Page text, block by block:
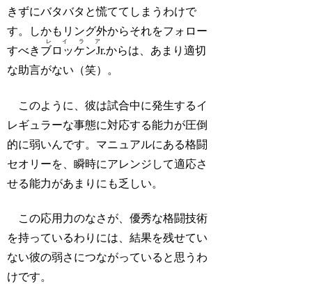
きずにバタバタと慌ててしまうわけで
す。しかもリング外からそれをフォロー
すべき ブロッケンJr.
レイラア
からは、あまり適切
な助言がない（笑）。
このように、彼は試合中に発生するイ
レギュラーな事態に対応する能力が圧倒
的に弱いんです。マニュアルにある格闘
セオリーを、瞬時にアレンジして適応さ
せる能力があまりにも乏しい。
この応用力のなさが、優秀な格闘技術
を持っているわりには、結果を残せてい
ない彼の弱さにつながっていると思うわ
けです。